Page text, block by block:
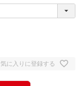
に入りに登録する